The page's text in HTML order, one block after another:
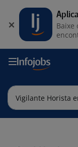
Baixe